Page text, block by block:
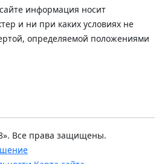
информация носит
и ни при каких условиях не
определяемой положениями
Все права защищены.